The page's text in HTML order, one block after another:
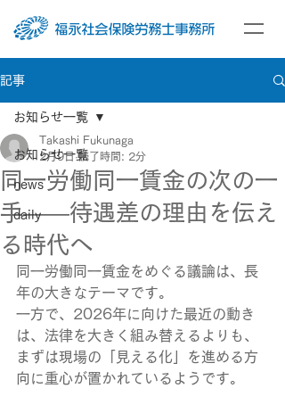
記事
お知らせ一覧
news
daily
お知らせ一覧
同一労働同一賃金の次の一
手――待遇差の理由を伝え
る時代へ
Takashi Fukunaga
2月9日 読了時間: 2分
同一労働同一賃金をめぐる議論は、長
年の大きなテーマです。
一方で、2026年に向けた最近の動き
は、法律を大きく組み替えるよりも、
まずは現場の「見える化」を進める方
向に重心が置かれているようです。